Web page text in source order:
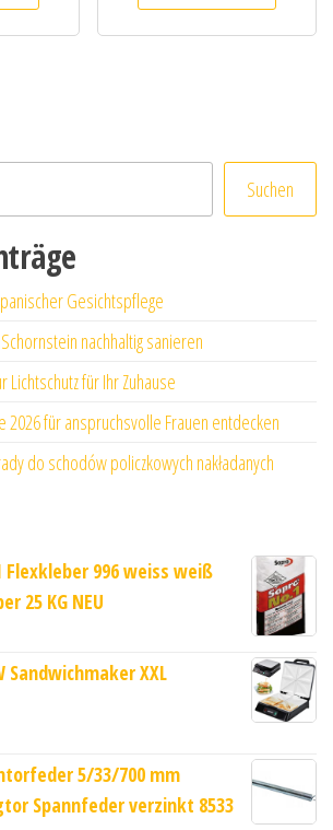
Suchen
Gesichtspflege
nachhaltig sanieren
für Ihr Zuhause
für anspruchsvolle Frauen entdecken
do schodów policzkowych nakładanych
Flexkleber 996 weiss weiß
25 KG NEU
Sandwichmaker XXL
5/33/700 mm
Spannfeder verzinkt 8533